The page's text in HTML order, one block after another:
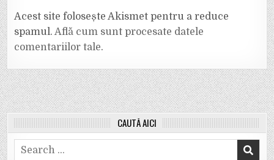
Acest site folosește Akismet pentru a reduce
spamul.Află cum sunt procesate datele
comentariilor tale.
CAUTĂ AICI
Search